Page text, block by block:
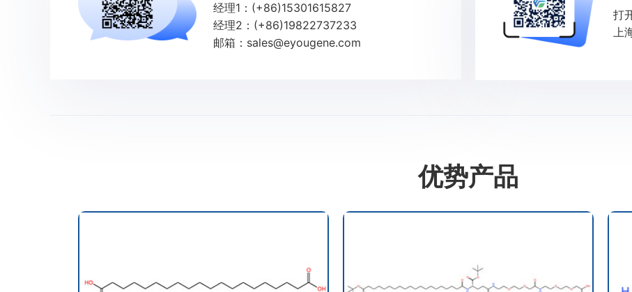
经理1：(+86)15301615827
经理2：(+86)19822737233
邮箱：sales@eyougene.com
打
上
优势产品